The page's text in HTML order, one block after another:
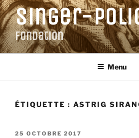
Aller
au
contenu
principal
Singer-
Fondation
Menu
ÉTIQUETTE : ASTRIG
PUBLIÉ
25 OCTOBRE 2017